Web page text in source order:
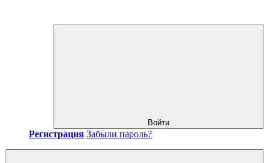
Войти
Регистрация Забыли пароль?